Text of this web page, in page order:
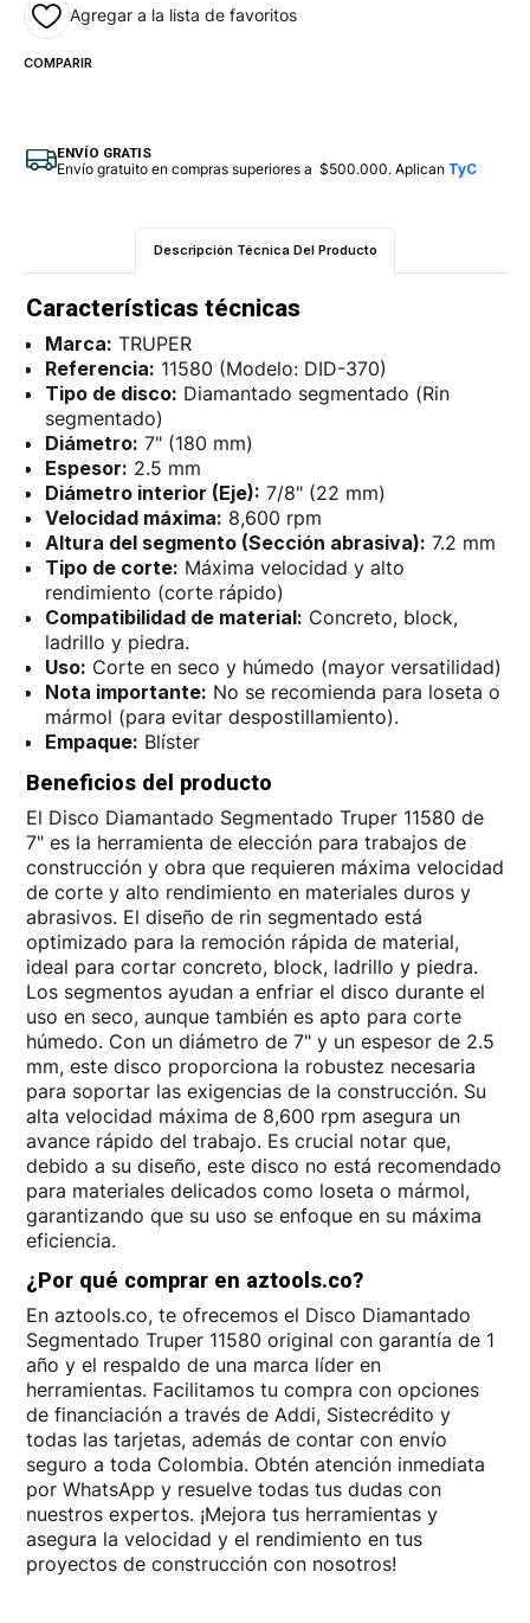
Agregar a la lista de favoritos
COMPARIR
ENVÍO GRATIS
Envío gratuito en compras superiores a $500.000. Aplican TyC
Descripción Técnica Del Producto
Características técnicas
Marca: TRUPER
Referencia: 11580 (Modelo: DID-370)
Tipo de disco: Diamantado segmentado (Rin
segmentado)
Diámetro: 7" (180 mm)
Espesor: 2.5 mm
Diámetro interior (Eje): 7/8" (22 mm)
Velocidad máxima: 8,600 rpm
Altura del segmento (Sección abrasiva): 7.2 mm
Tipo de corte: Máxima velocidad y alto
rendimiento (corte rápido)
Compatibilidad de material: Concreto, block,
ladrillo y piedra.
Uso: Corte en seco y húmedo (mayor versatilidad)
Nota importante: No se recomienda para loseta o
mármol (para evitar despostillamiento).
Empaque: Blíster
Beneficios del producto
El Disco Diamantado Segmentado Truper 11580 de
7" es la herramienta de elección para trabajos de
construcción y obra que requieren máxima velocidad
de corte y alto rendimiento en materiales duros y
abrasivos. El diseño de rin segmentado está
optimizado para la remoción rápida de material,
ideal para cortar concreto, block, ladrillo y piedra.
Los segmentos ayudan a enfriar el disco durante el
uso en seco, aunque también es apto para corte
húmedo. Con un diámetro de 7" y un espesor de 2.5
mm, este disco proporciona la robustez necesaria
para soportar las exigencias de la construcción. Su
alta velocidad máxima de 8,600 rpm asegura un
avance rápido del trabajo. Es crucial notar que,
debido a su diseño, este disco no está recomendado
para materiales delicados como loseta o mármol,
garantizando que su uso se enfoque en su máxima
eficiencia.
¿Por qué comprar en aztools.co?
En aztools.co, te ofrecemos el Disco Diamantado
Segmentado Truper 11580 original con garantía de 1
año y el respaldo de una marca líder en
herramientas. Facilitamos tu compra con opciones
de financiación a través de Addi, Sistecrédito y
todas las tarjetas, además de contar con envío
seguro a toda Colombia. Obtén atención inmediata
por WhatsApp y resuelve todas tus dudas con
nuestros expertos. ¡Mejora tus herramientas y
asegura la velocidad y el rendimiento en tus
proyectos de construcción con nosotros!